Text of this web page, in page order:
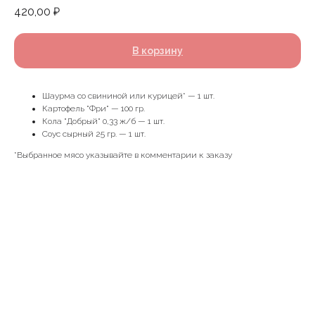
420,00 ₽
В корзину
Шаурма со свининой или курицей* — 1 шт.
Картофель "Фри" — 100 гр.
Кола "Добрый" 0,33 ж/б — 1 шт.
Соус сырный 25 гр. — 1 шт.
*Выбранное мясо указывайте в комментарии к заказу